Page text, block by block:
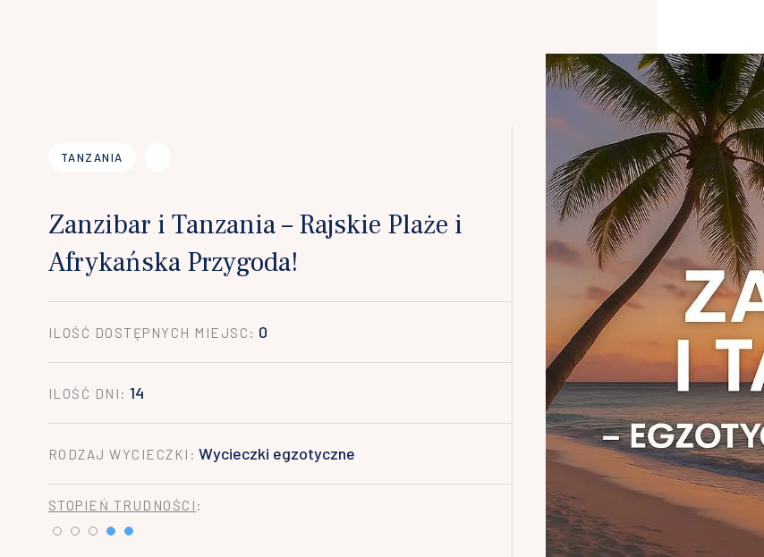
TANZANIA
Zanzibar i Tanzania – Rajskie Plaże i
Afrykańska Przygoda!
ILOŚĆ DOSTĘPNYCH MIEJSC: 0
ILOŚĆ DNI: 14
RODZAJ WYCIECZKI: Wycieczki egzotyczne
STOPIEŃ TRUDNOŚCI :